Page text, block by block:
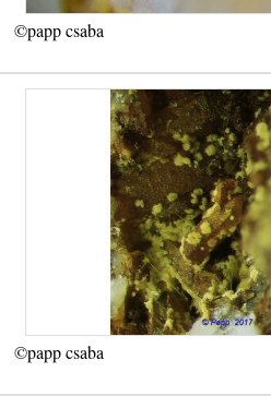
©papp csaba
©papp csaba